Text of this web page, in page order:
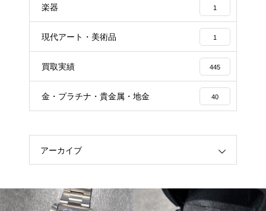
楽器 1
現代アート・美術品 1
買取実績 445
金・プラチナ・貴金属・地金 40
アーカイブ